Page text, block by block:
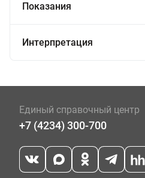
Показания
Интерпретация
Единый справочный центр
+7 (4234) 300-700